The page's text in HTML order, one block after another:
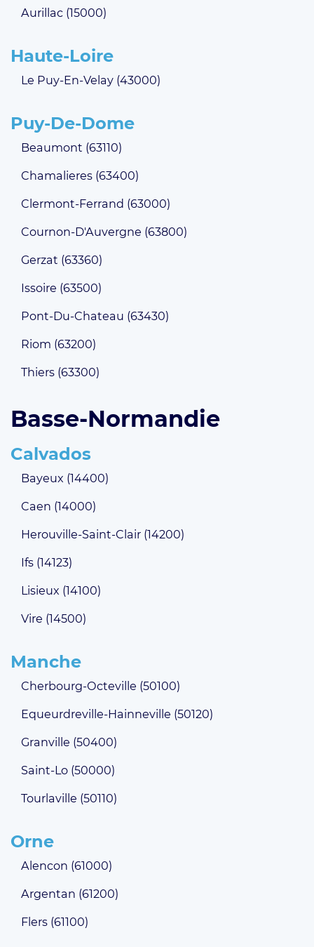
Aurillac (15000)
Haute-Loire
Le Puy-En-Velay (43000)
Puy-De-Dome
Beaumont (63110)
Chamalieres (63400)
Clermont-Ferrand (63000)
Cournon-D'Auvergne (63800)
Gerzat (63360)
Issoire (63500)
Pont-Du-Chateau (63430)
Riom (63200)
Thiers (63300)
Basse-Normandie
Calvados
Bayeux (14400)
Caen (14000)
Herouville-Saint-Clair (14200)
Ifs (14123)
Lisieux (14100)
Vire (14500)
Manche
Cherbourg-Octeville (50100)
Equeurdreville-Hainneville (50120)
Granville (50400)
Saint-Lo (50000)
Tourlaville (50110)
Orne
Alencon (61000)
Argentan (61200)
Flers (61100)